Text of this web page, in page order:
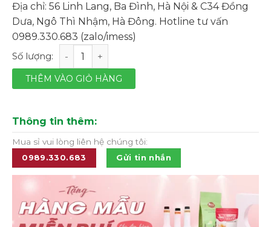
Địa chỉ: 56 Linh Lang, Ba Đình, Hà Nội & C34 Đồng
Dưa, Ngô Thì Nhậm, Hà Đông. Hotline tư vấn
0989.330.683 (zalo/imess)
Khí gas bình xịt soda hiệu Isi - hộp 10 viên số lượng
THÊM VÀO GIỎ HÀNG
Thông tin thêm:
Mua sỉ vui lòng liên hệ chúng tôi:
0989.330.683 Gửi tin nhắn